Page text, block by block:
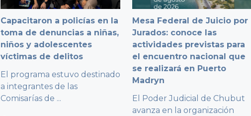
Capacitaron a policías en la
toma de denuncias a niñas,
niños y adolescentes
víctimas de delitos
El programa estuvo destinado
a integrantes de las
Comisarías de ...
Mesa Federal de Juicio por
Jurados: conoce las
actividades previstas para
el encuentro nacional que
se realizará en Puerto
Madryn
El Poder Judicial de Chubut
avanza en la organización